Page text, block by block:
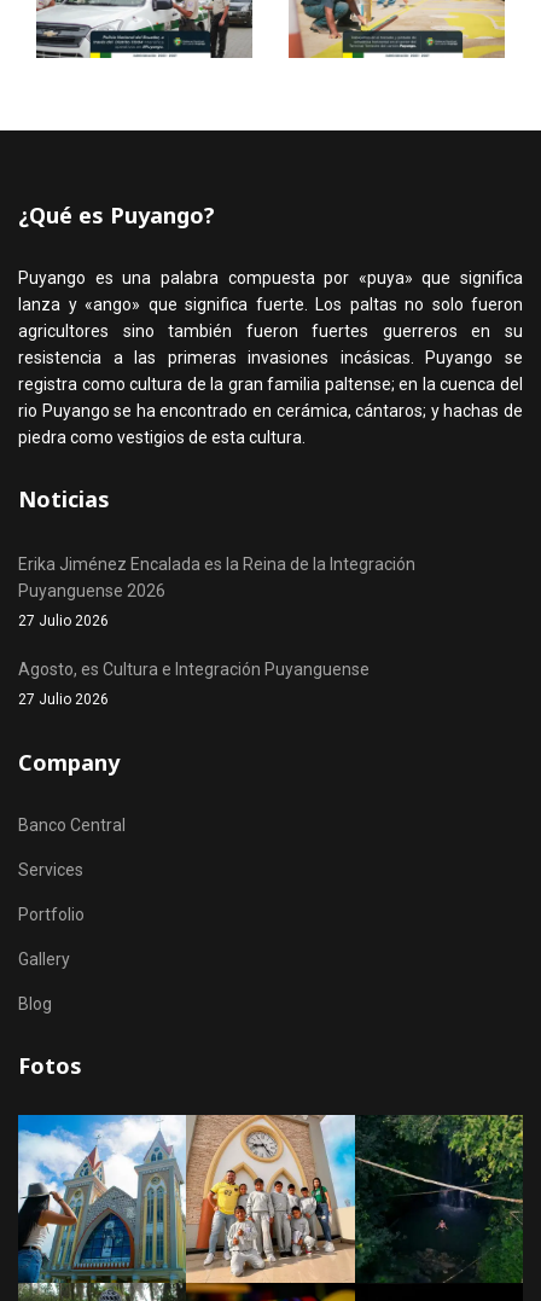
¿Qué es Puyango?
Puyango es una palabra compuesta por «puya» que significa
lanza y «ango» que significa fuerte. Los paltas no solo fueron
agricultores sino también fueron fuertes guerreros en su
resistencia a las primeras invasiones incásicas. Puyango se
registra como cultura de la gran familia paltense; en la cuenca del
rio Puyango se ha encontrado en cerámica, cántaros; y hachas de
piedra como vestigios de esta cultura.
Noticias
Erika Jiménez Encalada es la Reina de la Integración
Puyanguense 2026
27 Julio 2026
Agosto, es Cultura e Integración Puyanguense
27 Julio 2026
Company
Banco Central
Services
Portfolio
Gallery
Blog
Fotos